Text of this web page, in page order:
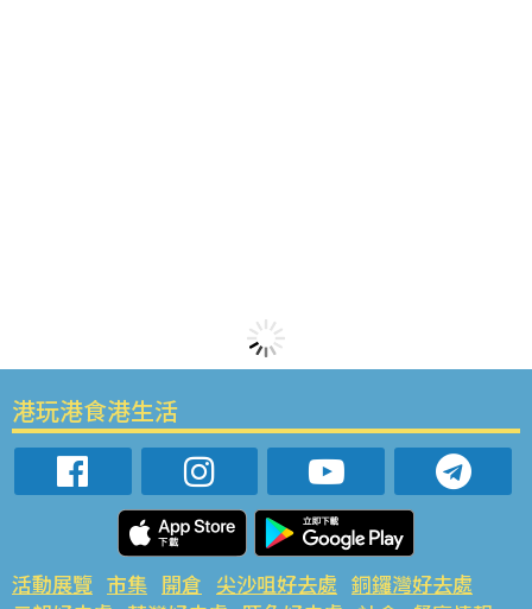
港玩港食港生活
活動展覽 市集 開倉 尖沙咀好去處 銅鑼灣好去處